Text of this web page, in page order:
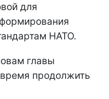
для
НАТО.
главы
продолжить